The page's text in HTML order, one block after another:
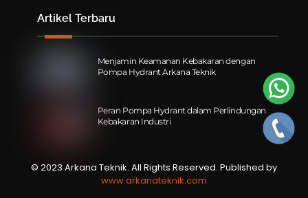
Artikel Terbaru
Menjamin Keamanan Kebakaran dengan
Pompa Hydrant Arkana Teknik
Peran Pompa Hydrant dalam Perlindungan
Kebakaran Industri
© 2023 Arkana Teknik. All Rights Reserved. Published by
www.arkanateknik.com